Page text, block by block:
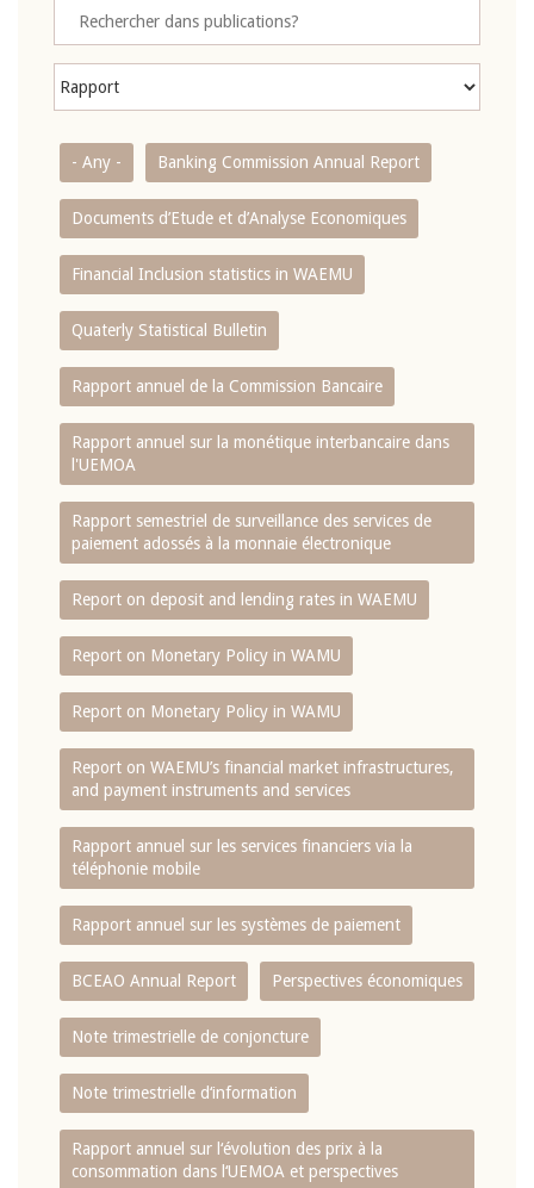
- Any - Banking Commission Annual Report
Documents d’Etude et d’Analyse Economiques
Financial Inclusion statistics in WAEMU
Quaterly Statistical Bulletin
Rapport annuel de la Commission Bancaire
Rapport annuel sur la monétique interbancaire dans
l'UEMOA
Rapport semestriel de surveillance des services de
paiement adossés à la monnaie électronique
Report on deposit and lending rates in WAEMU
Report on Monetary Policy in WAMU
Report on Monetary Policy in WAMU
Report on WAEMU’s financial market infrastructures,
and payment instruments and services
Rapport annuel sur les services financiers via la
téléphonie mobile
Rapport annuel sur les systèmes de paiement
BCEAO Annual Report Perspectives économiques
Note trimestrielle de conjoncture
Note trimestrielle d‘information
Rapport annuel sur l‘évolution des prix à la
consommation dans l‘UEMOA et perspectives